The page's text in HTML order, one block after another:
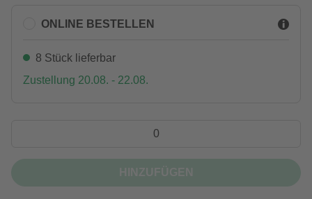
ONLINE BESTELLEN
8 Stück lieferbar
Zustellung 20.08. - 22.08.